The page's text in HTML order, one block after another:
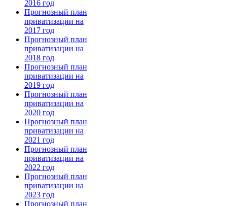
2016 год
Прогнозный план
приватизации на
2017 год
Прогнозный план
приватизации на
2018 год
Прогнозный план
приватизации на
2019 год
Прогнозный план
приватизации на
2020 год
Прогнозный план
приватизации на
2021 год
Прогнозный план
приватизации на
2022 год
Прогнозный план
приватизации на
2023 год
Прогнозный план